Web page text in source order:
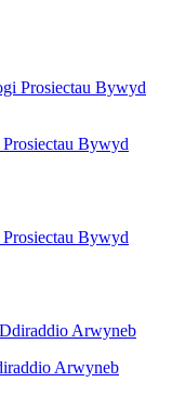
Bywyd
Bywyd
Arwyneb